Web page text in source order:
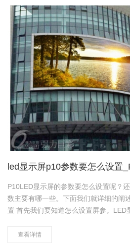
led显示屏p10参数要怎么设置
P10LED显示屏的参数要怎么设置呢？
数主要有哪一些。下面我们就详细的阐述一下。 LED显
置 首先我们要知道怎么设置屏参。LED显示屏的屏参是根据像素点
我们有一长6m宽4m的P10LED显示屏
查看详情